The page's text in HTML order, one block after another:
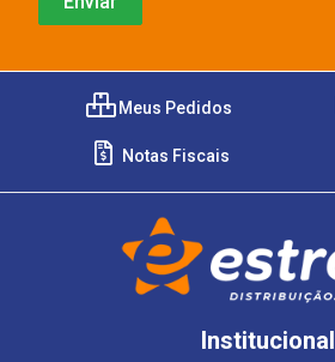
Meus Pedidos
Notas Fiscais
Institucional